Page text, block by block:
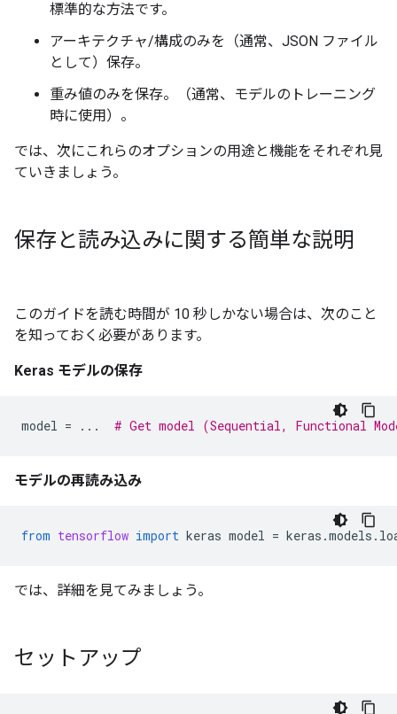
標準的な方法です。
アーキテクチャ/構成のみを（通常、JSON ファイル
として）保存。
重み値のみを保存。（通常、モデルのトレーニング
時に使用）。
では、次にこれらのオプションの用途と機能をそれぞれ見
ていきましょう。
保存と読み込みに関する簡単な説明
このガイドを読む時間が 10 秒しかない場合は、次のこと
を知っておく必要があります。
Keras モデルの保存
model = ... # Get model (Sequential, Functional
モデルの再読み込み
from tensorflow import keras model = keras .models .
では、詳細を見てみましょう。
セットアップ